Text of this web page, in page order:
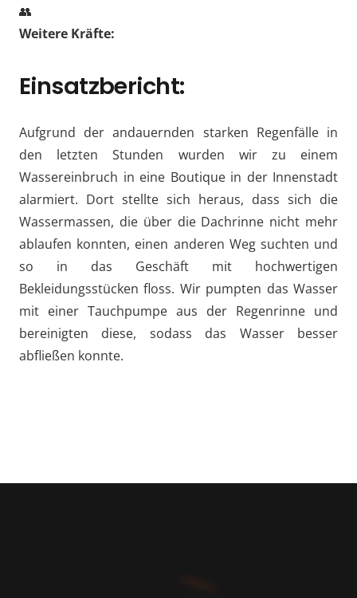
👥
Weitere Kräfte:
Einsatzbericht:
Aufgrund der andauernden starken Regenfälle in
den letzten Stunden wurden wir zu einem
Wassereinbruch in eine Boutique in der Innenstadt
alarmiert. Dort stellte sich heraus, dass sich die
Wassermassen, die über die Dachrinne nicht mehr
ablaufen konnten, einen anderen Weg suchten und
so in das Geschäft mit hochwertigen
Bekleidungsstücken floss. Wir pumpten das Wasser
mit einer Tauchpumpe aus der Regenrinne und
bereinigten diese, sodass das Wasser besser
abfließen konnte.